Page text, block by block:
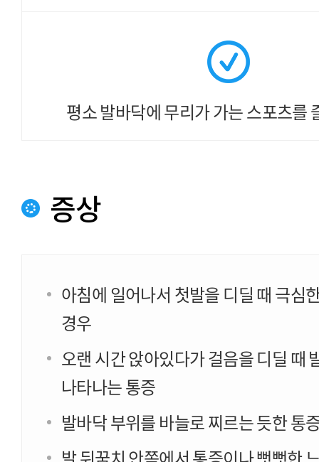
평소 발바닥에 무리가 가는스포츠를
증상
아침에 일어나서 첫발을 디딜 때 극심
경우
오랜 시간 앉아있다가 걸음을 디딜 때
나타나는 통증
발바닥 부위를 바늘로 찌르는 듯한 통